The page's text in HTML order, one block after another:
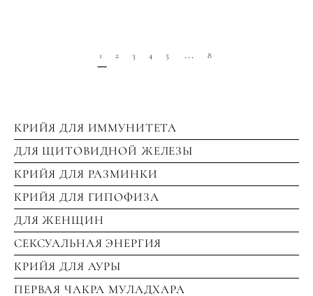
КРИЙЯ ДЛЯ ИММУНИТЕТА
ДЛЯ ЩИТОВИДНОЙ ЖЕЛЕЗЫ
КРИЙЯ ДЛЯ РАЗМИНКИ
КРИЙЯ ДЛЯ ГИПОФИЗА
ДЛЯ ЖЕНЩИН
СЕКСУАЛЬНАЯ ЭНЕРГИЯ
КРИЙЯ ДЛЯ АУРЫ
ПЕРВАЯ ЧАКРА МУЛАДХАРА
1 2 3 4 5 ... 8